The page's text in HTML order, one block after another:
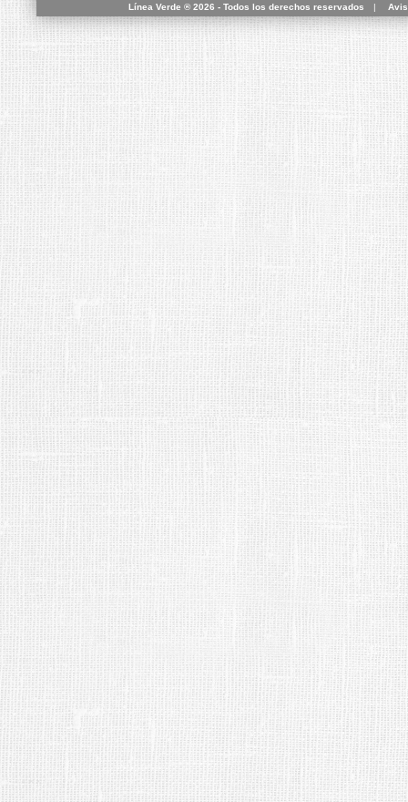
Línea Verde ® 2026 - Todos los derechos reservados |